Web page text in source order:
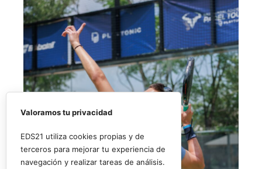
Valoramos tu privacidad
EDS21 utiliza cookies propias y de
terceros para mejorar tu experiencia de
navegación y realizar tareas de análisis.